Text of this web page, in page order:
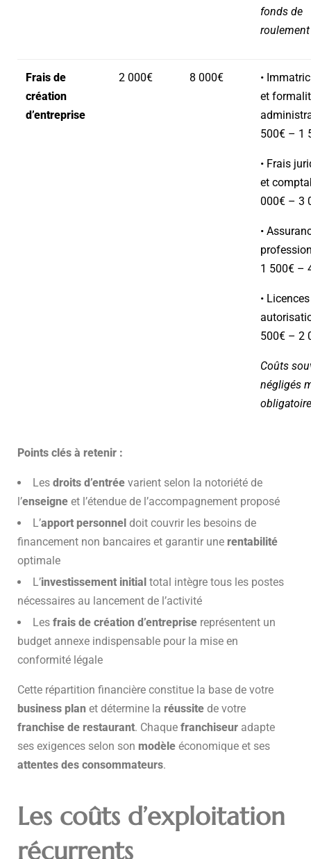
fonds de
roulement
Frais de
création
d’entreprise
2 000€ 8 000€
•
et
500€ – 1
• Frais
et
000€ – 3
•
1 500€ –
•
500€ – 2
Coûts
négligés
Points clés à retenir :
Les droits d’entrée varient selon la notoriété de
l’enseigne et l’étendue de l’accompagnement proposé
L’apport personnel doit couvrir les besoins de
financement non bancaires et garantir une rentabilité
optimale
L’investissement initial total intègre tous les postes
nécessaires au lancement de l’activité
Les frais de création d’entreprise représentent un
budget annexe indispensable pour la mise en
conformité légale
Cette répartition financière constitue la base de votre
business plan et détermine la réussite de votre
franchise de restaurant. Chaque franchiseur adapte
ses exigences selon son modèle économique et ses
attentes des consommateurs.
Les coûts d’exploitation
récurrents